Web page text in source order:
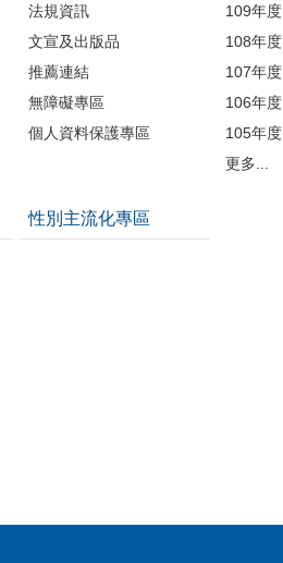
法規資訊
文宣及出版品
推薦連結
無障礙專區
個人資料保護專區
109年度
108年度
107年度
106年度
105年度
更多...
性別主流化專區